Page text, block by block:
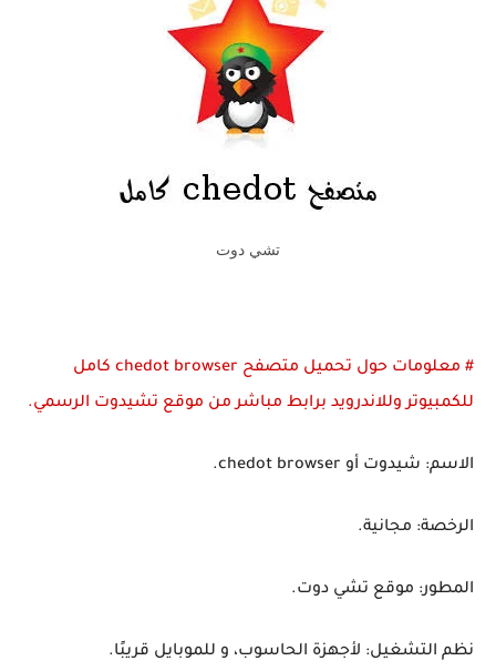
تشي دوت
# معلومات حول تحميل متصفح chedot browser كامل
للكمبيوتر وللاندرويد برابط مباشر من موقع تشيدوت الرسمي.
الاسم: شيدوت أو chedot browser.
الرخصة: مجانية.
المطور: موقع تشي دوت.
نظم التشغيل: لأجهزة الحاسوب، و للموبايل قريبًا.